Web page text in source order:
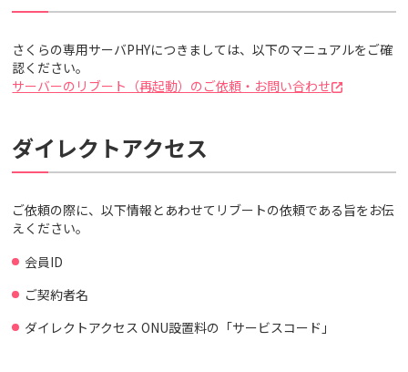
さくらの専用サーバPHYにつきましては、以下のマニュアルをご確
認ください。
サーバーのリブート（再起動）のご依頼・お問い合わせ
ダイレクトアクセス
ご依頼の際に、以下情報とあわせてリブートの依頼である旨をお伝
えください。
会員ID
ご契約者名
ダイレクトアクセス ONU設置料の「サービスコード」